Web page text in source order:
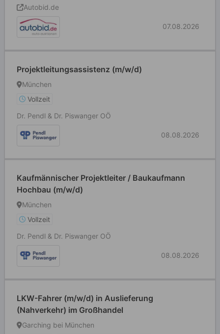
Autobid.de
07.08.2026
Projektleitungsassistenz (m/w/d)
München
Vollzeit
Dr. Pendl & Dr. Piswanger OÖ
08.08.2026
Kaufmännischer Projektleiter / Baukaufmann
Hochbau (m/w/d)
München
Vollzeit
Dr. Pendl & Dr. Piswanger OÖ
08.08.2026
LKW-Fahrer (m/w/d) in Auslieferung
(Nahverkehr) im Großhandel
Garching bei München